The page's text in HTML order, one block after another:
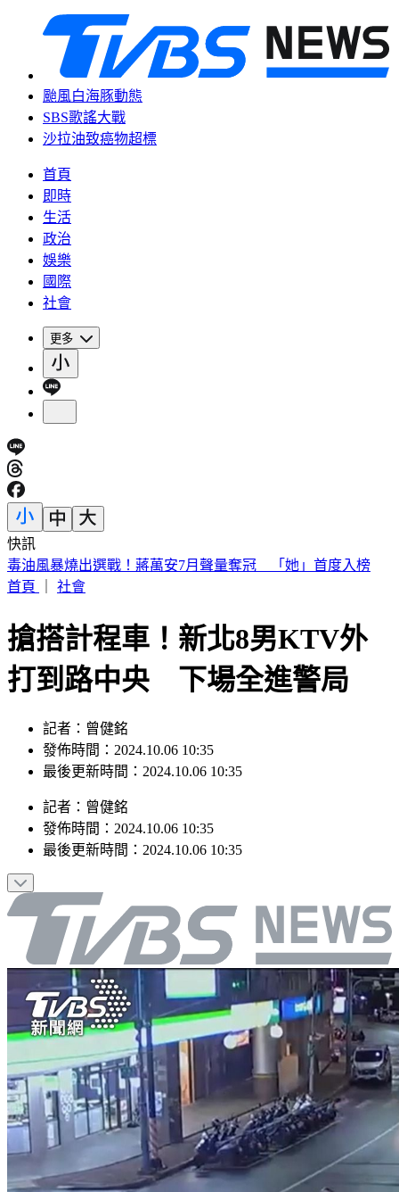
颱風白海豚動態
SBS歌謠大戰
沙拉油致癌物超標
首頁
即時
生活
政治
娛樂
國際
社會
更多
快訊
南港LaLaport爆意外！5樓巨型飛機裝置掉落 砸傷65歲婦
首頁
社會
搶搭計程車！新北8男KTV外
打到路中央 下場全進警局
記者：曾健銘
發佈時間：2024.10.06 10:35
最後更新時間：2024.10.06 10:35
記者 ： 曾健銘
發佈時間： 2024.10.06 10:35
最後更新時間： 2024.10.06 10:35